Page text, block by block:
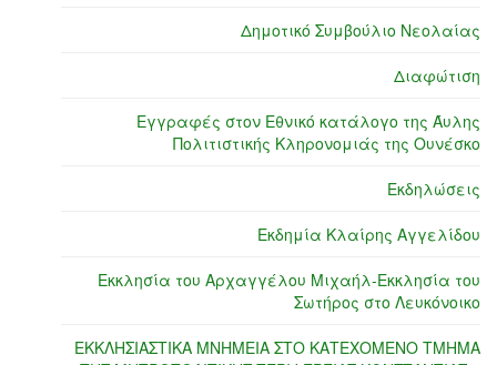
Δημοτικό Συμβούλιο Νεολαίας
Διαφώτιση
Εγγραφές στον Εθνικό κατάλογο της Άυλης
Πολιτιστικής Κληρονομιάς της Ουνέσκο
Εκδηλώσεις
Εκδημία Κλαίρης Αγγελίδου
Εκκλησία του Αρχαγγέλου Μιχαήλ-Εκκλησία του
Σωτήρος στο Λευκόνοικο
ΕΚΚΛΗΣΙΑΣΤΙΚΑ ΜΝΗΜΕΙΑ ΣΤΟ ΚΑΤΕΧΟΜΕΝΟ ΤΜΗΜΑ